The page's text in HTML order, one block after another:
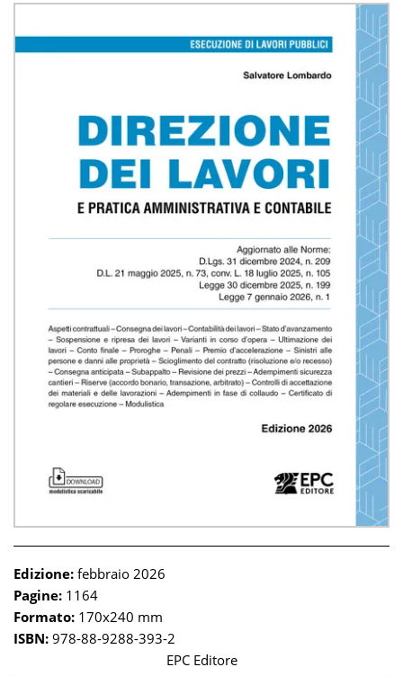
Edizione: febbraio 2026
Pagine: 1164
Formato: 170x240 mm
ISBN: 978-88-9288-393-2
EPC Editore